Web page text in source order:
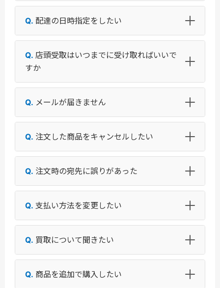
配達の日時指定をしたい
店頭受取はいつまでに受け取ればいいで
すか
メールが届きません
注文した商品をキャンセルしたい
注文時の宛先に誤りがあった
支払い方法を変更したい
買取について聞きたい
商品を追加で購入したい